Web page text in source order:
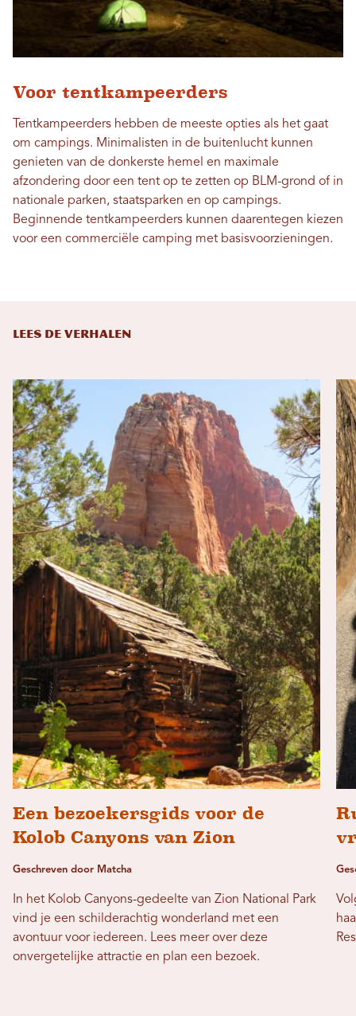
Voor tentkampeerders
Tentkampeerders hebben de meeste opties als het gaat
om campings. Minimalisten in de buitenlucht kunnen
genieten van de donkerste hemel en maximale
afzondering door een tent op te zetten op BLM-grond of in
nationale parken, staatsparken en op campings.
Beginnende tentkampeerders kunnen daarentegen kiezen
voor een commerciële camping met basisvoorzieningen.
LEES DE VERHALEN
Een bezoekersgids voor de
Kolob Canyons van Zion
Geschreven door Matcha
In het Kolob Canyons-gedeelte van Zion National Park
vind je een schilderachtig wonderland met een
avontuur voor iedereen. Lees meer over deze
onvergetelijke attractie en plan een bezoek.